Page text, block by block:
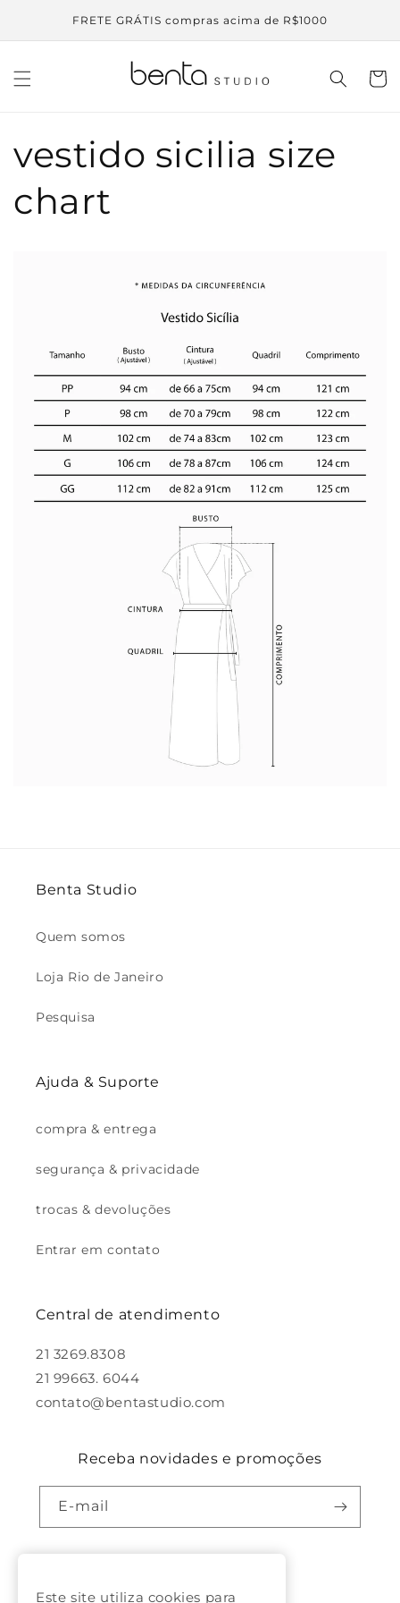
FRETE GRÁTIS compras acima de R$1000
vestido sicilia size
chart
Benta Studio
Quem somos
Loja Rio de Janeiro
Pesquisa
Ajuda & Suporte
compra & entrega
segurança & privacidade
trocas & devoluções
Entrar em contato
Central de atendimento
21 3269.8308
21 99663. 6044
contato@bentastudio.com
Receba novidades e promoções
E-mail
Este site utiliza cookies para